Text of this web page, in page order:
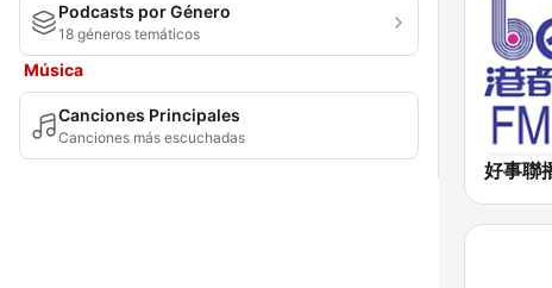
Podcasts por Género
18 géneros temáticos
Música
Canciones Principales
Canciones más escuchadas